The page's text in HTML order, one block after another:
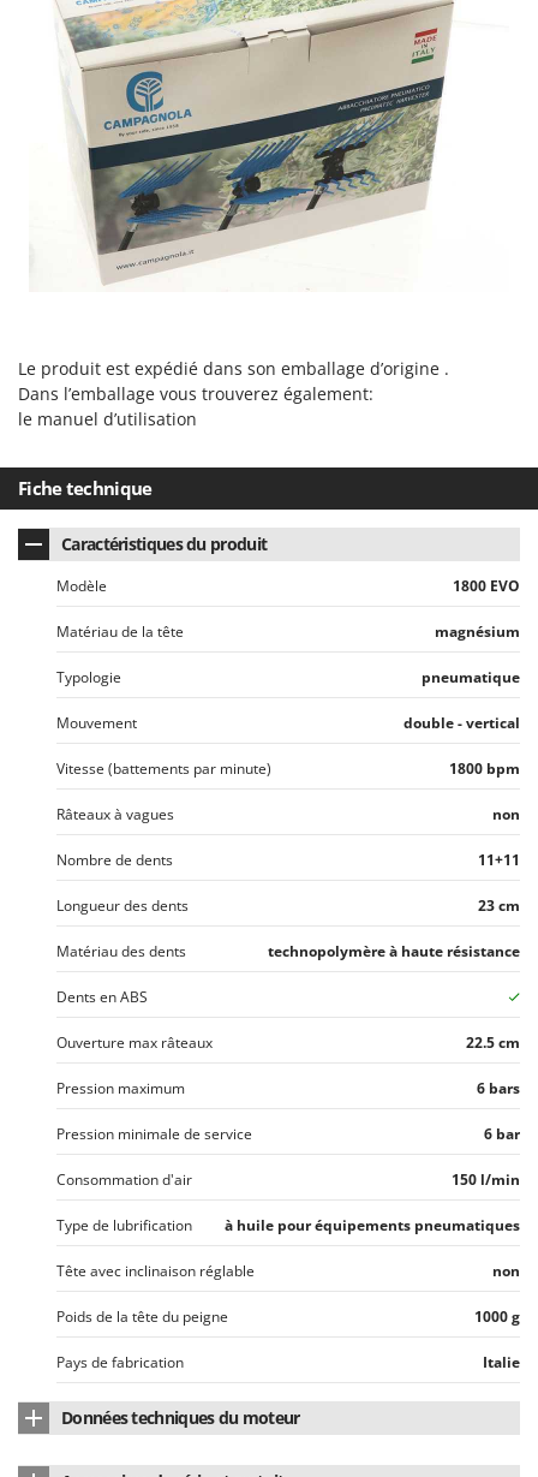
Novital
NuAir
NuovaFac
Officine Savioli
Oliviero
Olix
OMA
Ooni
Oriental Koshin
P
Palumbo Pavi
Partisani
Paterlini
Pramac
Prismafood
R.G.V.
Rato
Reber
Redback
Resto Italia
Ribimex
Ripartrak
Ritter
River Systems
Robomow
Rover Pompe
Royal Food
Ryobi
S.T.P.
Santos
Sbaraglia
Le produit est expédié dans son emballage d’origine .
Dans l’emballage vous trouverez également:
le manuel d’utilisation
Fiche technique
Caractéristiques du produit
Modèle 1800 EVO
Matériau de la tête magnésium
Typologie pneumatique
Mouvement double - vertical
Vitesse (battements par minute) 1800 bpm
Râteaux à vagues non
Nombre de dents 11+11
Longueur des dents 23 cm
Matériau des dents technopolymère à haute résistance
Dents en ABS
Ouverture max râteaux 22.5 cm
Pression maximum 6 bars
Pression minimale de service 6 bar
Consommation d'air 150 l/min
Type de lubrification à huile pour équipements pneumatiques
Tête avec inclinaison réglable non
Poids de la tête du peigne 1000 g
Pays de fabrication Italie
Données techniques du moteur